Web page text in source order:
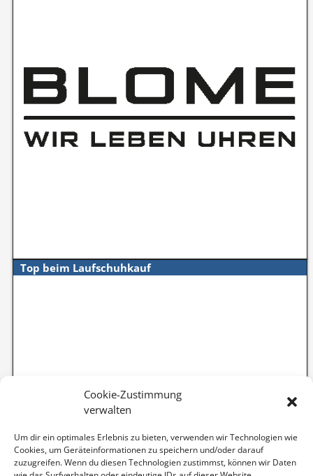
Cookie-Zustimmung
verwalten
Um dir ein optimales Erlebnis zu bieten, verwenden wir Technologien wie
Cookies, um Geräteinformationen zu speichern und/oder darauf
zuzugreifen. Wenn du diesen Technologien zustimmst, können wir Daten
Top beim Laufschuhkauf